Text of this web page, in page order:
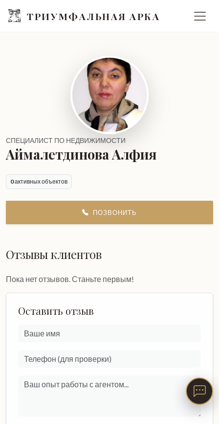
ТРИУМФАЛЬНАЯ АРКА
СПЕЦИАЛИСТ ПО НЕДВИЖИМОСТИ
Аймалетдинова Алфия
0активных объектов
ПОЗВОНИТЬ
Отзывы клиентов
Пока нет отзывов. Станьте первым!
Оставить отзыв